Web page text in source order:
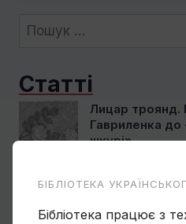
Пошук:
Статті
Лицар троянд.
Гавриленка до
шкурі»
Сімона
БІБЛІОТЕКА
Бібліотека працює з